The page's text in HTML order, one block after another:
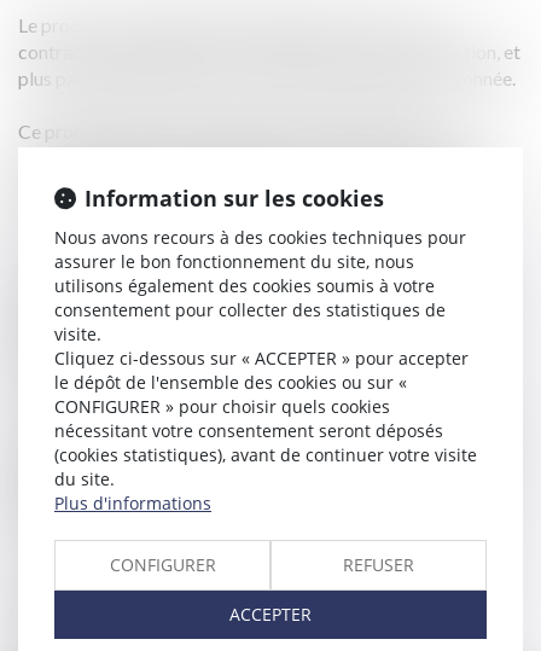
Le processus collaboratif se déroule dans un cadre
contractuel qui organise le déroulement d’une négociation, et
plus particulièrement avec l'outil de la négociation raisonnée.
Ce processus innovant et efficace constitue un outil
avocats formés et les praticiens tiers (expert-comptable,
psychologue, médiateur, notaire …)
Chaque personne est assistée par son avocat collaboratif.
Lors de réunions communes, ils travaillent ensemble, en
équipe, selon des règles prédéfinies, à l’élaboration d’un
protocole d’accord mutuellement acceptable, pérenne et
équilibré.
Outre ses compétences traditionnelles (expertise juridique,
compétence judiciaire), l’avocat collaboratif a développé,
grâce à une formation spécifique, des compétences
techniques de communication, de négociation raisonnée, et
compétences au service de leurs clients pour les
accompagner dans la recherche de solutions durables et
Information sur les cookies
Nous avons recours à des cookies techniques pour
assurer le bon fonctionnement du site, nous
utilisons également des cookies soumis à votre
consentement pour collecter des statistiques de
visite.
Cliquez ci-dessous sur « ACCEPTER » pour accepter
le dépôt de l'ensemble des cookies ou sur «
CONFIGURER » pour choisir quels cookies
nécessitant votre consentement seront déposés
(cookies statistiques), avant de continuer votre visite
du site.
Plus d'informations
CONFIGURER REFUSER
ACCEPTER